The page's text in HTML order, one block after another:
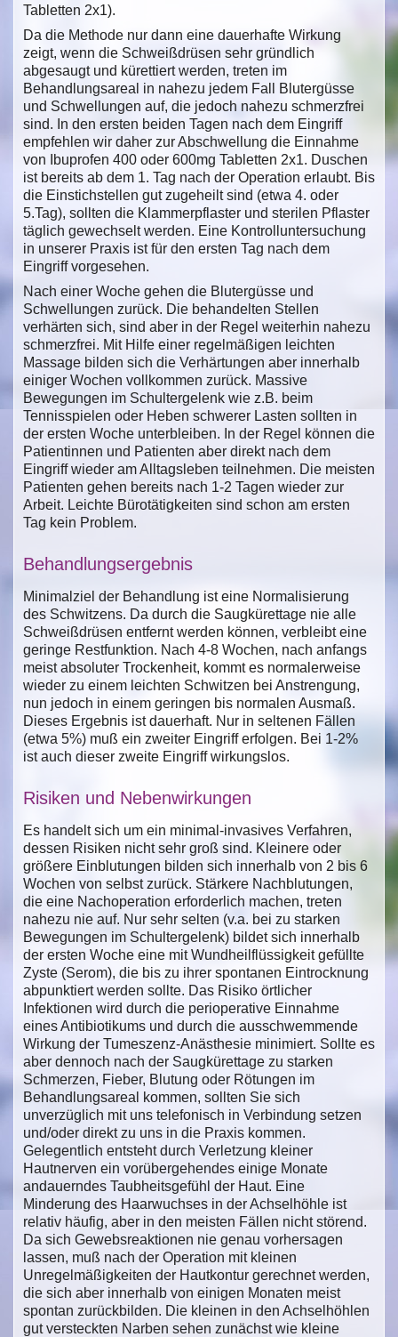
Tabletten 2x1).
Da die Methode nur dann eine dauerhafte Wirkung
zeigt, wenn die Schweißdrüsen sehr gründlich
abgesaugt und kürettiert werden, treten im
Behandlungsareal in nahezu jedem Fall Blutergüsse
und Schwellungen auf, die jedoch nahezu schmerzfrei
sind. In den ersten beiden Tagen nach dem Eingriff
empfehlen wir daher zur Abschwellung die Einnahme
von Ibuprofen 400 oder 600mg Tabletten 2x1. Duschen
ist bereits ab dem 1. Tag nach der Operation erlaubt. Bis
die Einstichstellen gut zugeheilt sind (etwa 4. oder
5.Tag), sollten die Klammerpflaster und sterilen Pflaster
täglich gewechselt werden. Eine Kontrolluntersuchung
in unserer Praxis ist für den ersten Tag nach dem
Eingriff vorgesehen.
Nach einer Woche gehen die Blutergüsse und
Schwellungen zurück. Die behandelten Stellen
verhärten sich, sind aber in der Regel weiterhin nahezu
schmerzfrei. Mit Hilfe einer regelmäßigen leichten
Massage bilden sich die Verhärtungen aber innerhalb
einiger Wochen vollkommen zurück. Massive
Bewegungen im Schultergelenk wie z.B. beim
Tennisspielen oder Heben schwerer Lasten sollten in
der ersten Woche unterbleiben. In der Regel können die
Patientinnen und Patienten aber direkt nach dem
Eingriff wieder am Alltagsleben teilnehmen. Die meisten
Patienten gehen bereits nach 1-2 Tagen wieder zur
Arbeit. Leichte Bürotätigkeiten sind schon am ersten
Tag kein Problem.
Behandlungsergebnis
Minimalziel der Behandlung ist eine Normalisierung
des Schwitzens. Da durch die Saugkürettage nie alle
Schweißdrüsen entfernt werden können, verbleibt eine
geringe Restfunktion. Nach 4-8 Wochen, nach anfangs
meist absoluter Trockenheit, kommt es normalerweise
wieder zu einem leichten Schwitzen bei Anstrengung,
nun jedoch in einem geringen bis normalen Ausmaß.
Dieses Ergebnis ist dauerhaft. Nur in seltenen Fällen
(etwa 5%) muß ein zweiter Eingriff erfolgen. Bei 1-2%
ist auch dieser zweite Eingriff wirkungslos.
Risiken und Nebenwirkungen
Es handelt sich um ein minimal-invasives Verfahren,
dessen Risiken nicht sehr groß sind. Kleinere oder
größere Einblutungen bilden sich innerhalb von 2 bis 6
Wochen von selbst zurück. Stärkere Nachblutungen,
die eine Nachoperation erforderlich machen, treten
nahezu nie auf. Nur sehr selten (v.a. bei zu starken
Bewegungen im Schultergelenk) bildet sich innerhalb
der ersten Woche eine mit Wundheilflüssigkeit gefüllte
Zyste (Serom), die bis zu ihrer spontanen Eintrocknung
abpunktiert werden sollte. Das Risiko örtlicher
Infektionen wird durch die perioperative Einnahme
eines Antibiotikums und durch die ausschwemmende
Wirkung der Tumeszenz-Anästhesie minimiert. Sollte es
aber dennoch nach der Saugkürettage zu starken
Schmerzen, Fieber, Blutung oder Rötungen im
Behandlungsareal kommen, sollten Sie sich
unverzüglich mit uns telefonisch in Verbindung setzen
und/oder direkt zu uns in die Praxis kommen.
Gelegentlich entsteht durch Verletzung kleiner
Hautnerven ein vorübergehendes einige Monate
andauerndes Taubheitsgefühl der Haut. Eine
Minderung des Haarwuchses in der Achselhöhle ist
relativ häufig, aber in den meisten Fällen nicht störend.
Da sich Gewebsreaktionen nie genau vorhersagen
lassen, muß nach der Operation mit kleinen
Unregelmäßigkeiten der Hautkontur gerechnet werden,
die sich aber innerhalb von einigen Monaten meist
spontan zurückbilden. Die kleinen in den Achselhöhlen
gut versteckten Narben sehen zunächst wie kleine